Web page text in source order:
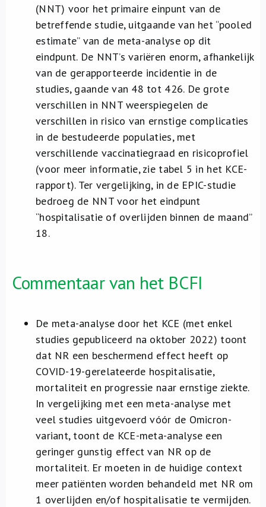
(NNT) voor het primaire einpunt van de
betreffende studie, uitgaande van het “pooled
estimate” van de meta-analyse op dit
eindpunt. De NNT’s variëren enorm, afhankelijk
van de gerapporteerde incidentie in de
studies, gaande van 48 tot 426. De grote
verschillen in NNT weerspiegelen de
verschillen in risico van ernstige complicaties
in de bestudeerde populaties, met
verschillende vaccinatiegraad en risicoprofiel
(voor meer informatie, zie tabel 5 in het KCE-
rapport). Ter vergelijking, in de EPIC-studie
bedroeg de NNT voor het eindpunt
“hospitalisatie of overlijden binnen de maand”
18.
Commentaar van het BCFI
De meta-analyse door het KCE (met enkel
studies gepubliceerd na oktober 2022) toont
dat NR een beschermend effect heeft op
COVID-19-gerelateerde hospitalisatie,
mortaliteit en progressie naar ernstige ziekte.
In vergelijking met een meta-analyse met
veel studies uitgevoerd vóór de Omicron-
variant, toont de KCE-meta-analyse een
geringer gunstig effect van NR op de
mortaliteit. Er moeten in de huidige context
meer patiënten worden behandeld met NR om
1 overlijden en/of hospitalisatie te vermijden.